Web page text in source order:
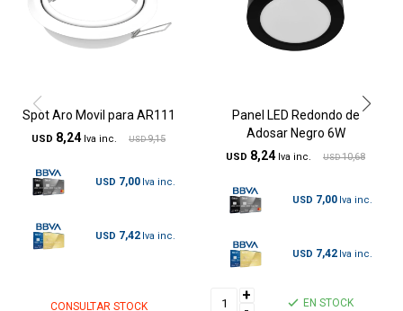
Spot Aro Movil para AR111
USD 8,24 USD 9,15
USD 7,00
USD 7,42
CONSULTAR STOCK
Panel LED Redondo de
Adosar Negro 6W
USD 8,24 USD 10,68
USD 7,00
USD 7,42
+
EN STOCK